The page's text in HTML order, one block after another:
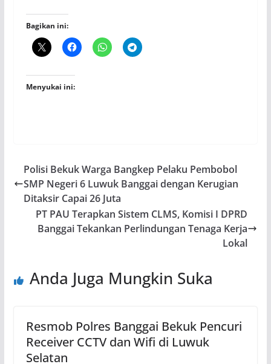
Bagikan ini:
Menyukai ini:
Polisi Bekuk Warga Bangkep Pelaku Pembobol
SMP Negeri 6 Luwuk Banggai dengan Kerugian
Ditaksir Capai 26 Juta
PT PAU Terapkan Sistem CLMS, Komisi I DPRD
Banggai Tekankan Perlindungan Tenaga Kerja
Lokal
Anda Juga Mungkin Suka
Resmob Polres Banggai Bekuk Pencuri
Receiver CCTV dan Wifi di Luwuk
Selatan